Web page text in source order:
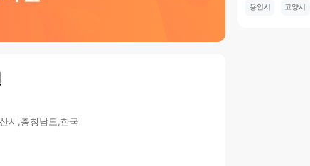
시,충청남도,한국
용인시 고양시